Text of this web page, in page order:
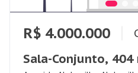
R$ 4.000.000
Sala-Conjunto, 404